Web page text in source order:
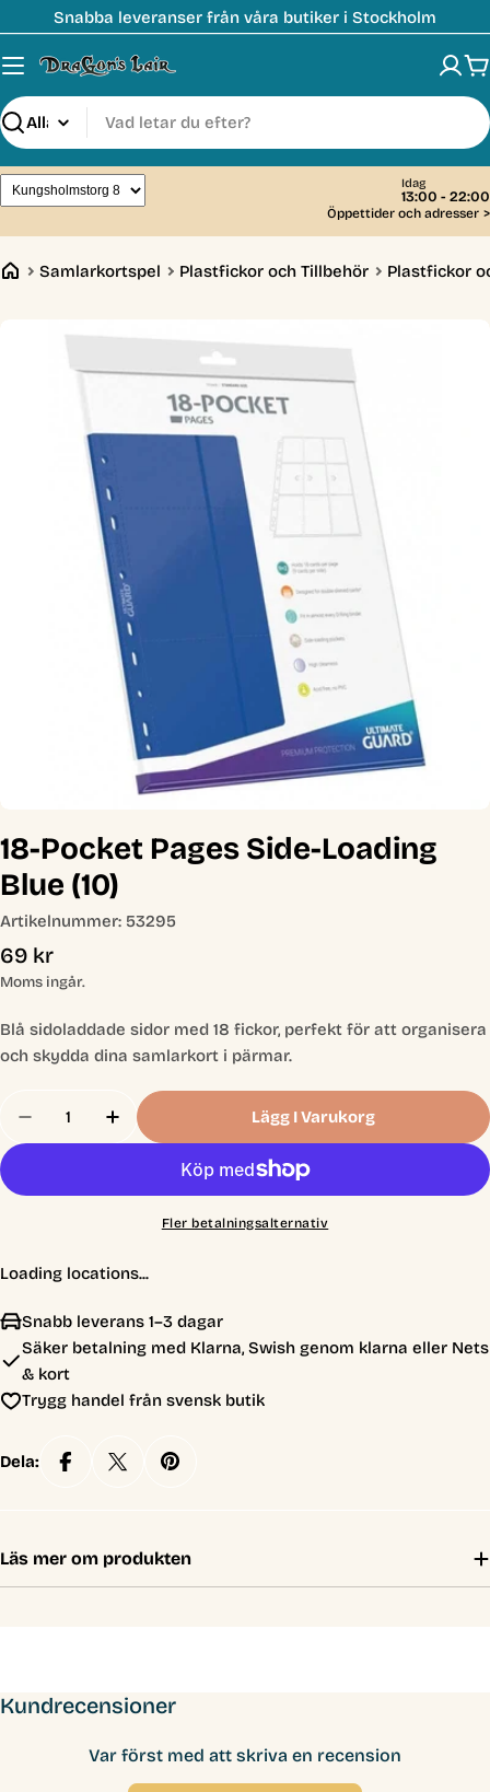
till
innehåll
Snabba leveranser från våra butiker i Stockholm
Sök
Idag
13:00 - 22:00
Öppettider och adresser >
Samlarkortspel Plastfickor och Tillbehör Plastfickor
media 0 i modal
18-Pocket Pages Side-Loading
Blue (10)
Artikelnummer: 53295
Ordinarie
pris
69 kr
Moms ingår.
Blå sidoladdade sidor med 18 fickor, perfekt för att organisera
och skydda dina samlarkort i pärmar.
Minska Antal För 18-Pocket Pages Side-Loading
Öka Antal För 18-Pocket Pages Side-
Lägg I Varukorg
Fler betalningsalternativ
Loading locations...
Snabb leverans 1–3 dagar
Säker betalning med Klarna, Swish genom klarna eller Nets
& kort
Trygg handel från svensk butik
Dela:
Läs mer om produkten
Kundrecensioner
Var först med att skriva en recension